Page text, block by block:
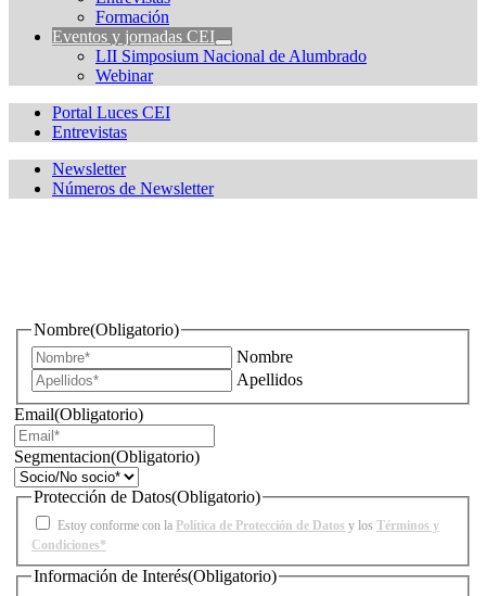
Formación
Eventos y jornadas CEI
LII Simposium Nacional de Alumbrado
Webinar
Portal Luces CEI
Entrevistas
Newsletter
Números de Newsletter
Nombre(Obligatorio)
Nombre
Apellidos
Email(Obligatorio)
Segmentacion(Obligatorio)
Protección de Datos(Obligatorio)
Estoy conforme con la Política de Protección de Datos y los Términos y
Condiciones*
Información de Interés(Obligatorio)